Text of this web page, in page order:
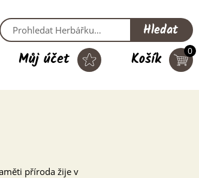
Hledat
Košík 0
Můj účet
příroda žije v